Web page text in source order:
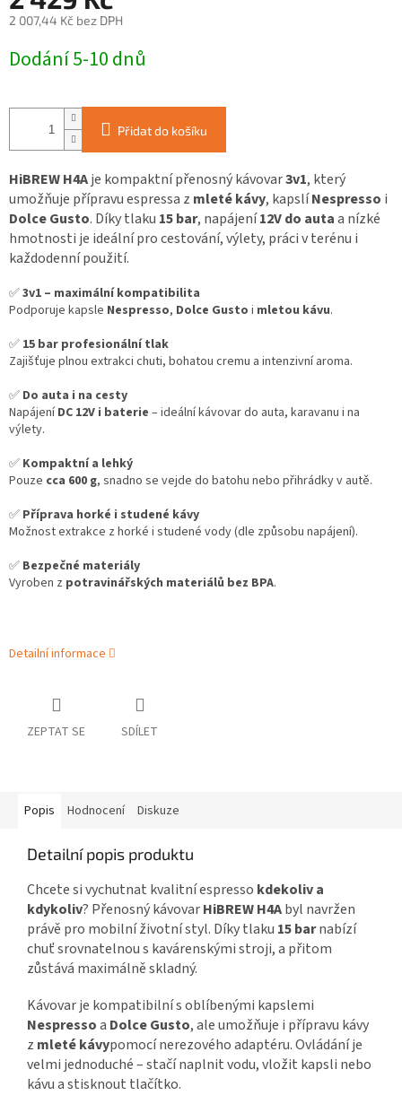
2 007,44 Kč bez DPH
cena:
Dodání 5-10 dnů
Přidat do košíku
HiBREW H4Aje kompaktní přenosný kávovar3v1, který
umožňuje přípravu espressa z mleté kávy, kapslíNespresso i
Dolce Gusto. Díky tlaku 15 bar, napájení12V do autaa nízké
hmotnosti je ideální pro cestování, výlety, práci v terénu i
každodenní použití.
✅3v1 – maximální kompatibilita
Podporuje kapsle Nespresso, Dolce Gusto i mletou kávu.
✅ 15 bar profesionální tlak
Zajišťuje plnou extrakci chuti, bohatou cremu a intenzivní aroma.
✅ Do auta i na cesty
NapájeníDC 12V i baterie – ideální kávovar do auta, karavanu i na
výlety.
✅ Kompaktní a lehký
Pouze cca 600 g, snadno se vejde do batohu nebo přihrádky v autě.
✅ Příprava horké i studené kávy
Možnost extrakce z horké i studené vody (dle způsobu napájení).
✅ Bezpečné materiály
Vyroben z potravinářských materiálů bez BPA.
Detailní informace
ZEPTAT SE SDÍLET
Popis Hodnocení Diskuze
Detailní popis produktu
Chcete si vychutnat kvalitní espresso kdekoliv a
kdykoliv? Přenosný kávovarHiBREW H4Abyl navržen
právě pro mobilní životní styl. Díky tlaku 15 barnabízí
chuť srovnatelnou s kavárenskými stroji, a přitom
zůstává maximálně skladný.
Kávovar je kompatibilní s oblíbenými kapslemi
Nespressoa Dolce Gusto, ale umožňuje i přípravu kávy
z mleté kávypomocí nerezového adaptéru. Ovládání je
velmi jednoduché – stačí naplnit vodu, vložit kapsli nebo
kávu a stisknout tlačítko.